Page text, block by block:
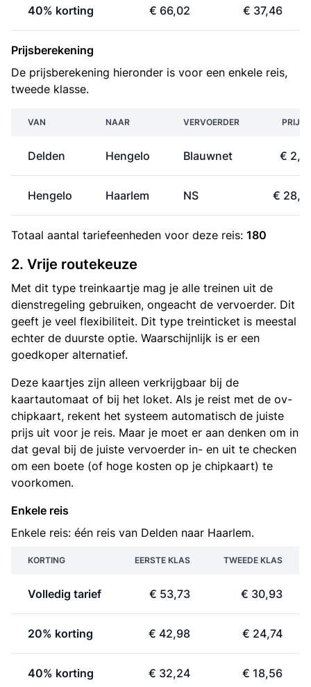
40% korting € 66,02 € 37,46
Prijsberekening
De prijsberekening hieronder is voor een enkele reis,
tweede klasse.
VAN NAAR VERVOERDER PRIJS
Delden Hengelo Blauwnet €
Hengelo Haarlem NS €
Totaal aantal tariefeenheden voor deze reis: 180
2. Vrije routekeuze
Met dit type treinkaartje mag je alle treinen uit de
dienstregeling gebruiken, ongeacht de vervoerder. Dit
geeft je veel flexibiliteit. Dit type treinticket is meestal
echter de duurste optie. Waarschijnlijk is er een
goedkoper alternatief.
Deze kaartjes zijn alleen verkrijgbaar bij de
kaartautomaat of bij het loket. Als je reist met de ov-
chipkaart, rekent het systeem automatisch de juiste
prijs uit voor je reis. Maar je moet er aan denken om in
dat geval bij de juiste vervoerder in- en uit te checken
om een boete (of hoge kosten op je chipkaart) te
voorkomen.
Enkele reis
Enkele reis: één reis van Delden naar Haarlem.
KORTING EERSTE KLAS TWEEDE KLAS
Volledig tarief € 53,73 € 30,93
20% korting € 42,98 € 24,74
40% korting € 32,24 € 18,56